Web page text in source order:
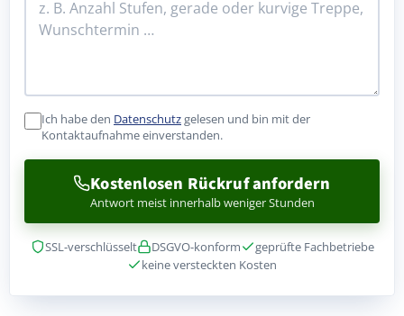
Ich habe den Datenschutzgelesen und bin mit der
Kontaktaufnahme einverstanden.
Kostenlosen Rückruf anfordern
Antwort meist innerhalb weniger Stunden
SSL-verschlüsselt DSGVO-konform
geprüfte Fachbetriebe
keine versteckten Kosten